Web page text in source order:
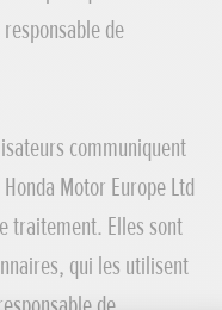
de
communiquent
Motor Europe Ltd
traitement. Elles sont
qui les utilisent